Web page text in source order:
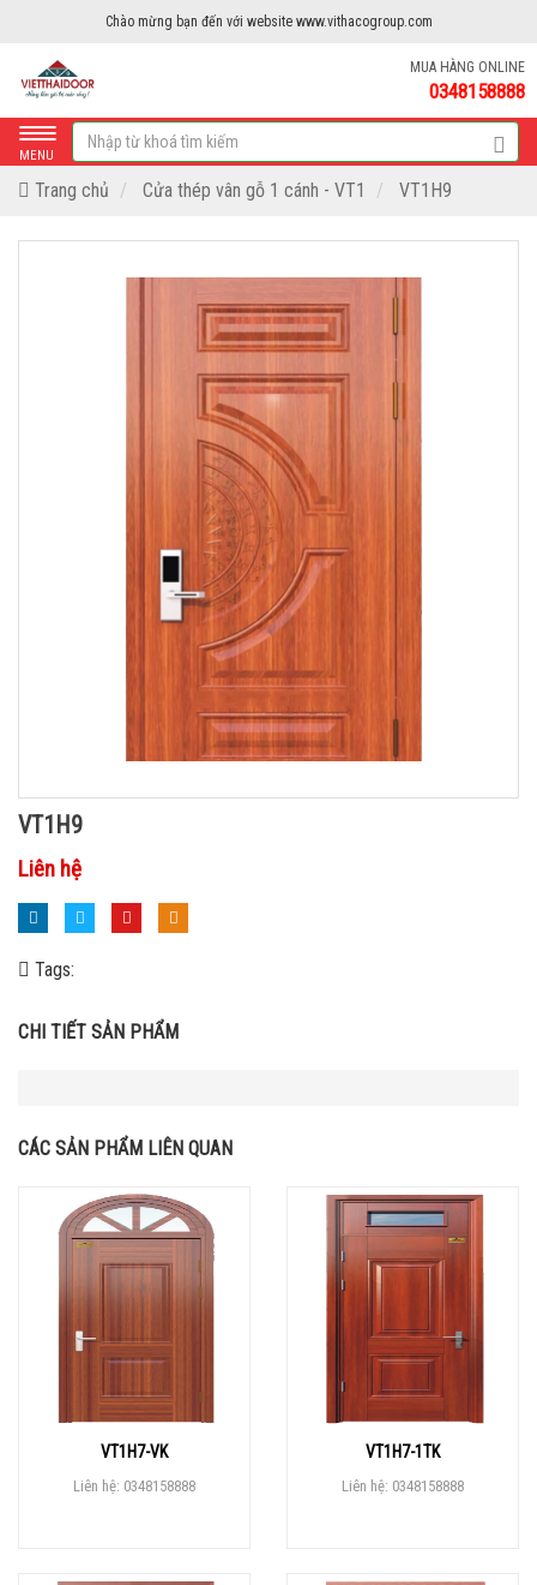
Chào mừng bạn đến với website www.vithacogroup.com
MUA HÀNG ONLINE
0348158888
MENU
Trang chủ Cửa thép vân gỗ 1 cánh - VT1 VT1H9
VT1H9
Liên hệ
Tags:
CHI TIẾT SẢN PHẨM
CÁC SẢN PHẨM LIÊN QUAN
VT1H7-VK
Liên hệ: 0348158888
VT1H7-1TK
Liên hệ: 0348158888